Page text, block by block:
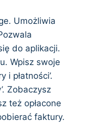
Umożliwia
do aplikacji.
Wpisz swoje
i płatności’.
Zobaczysz
też opłacone
faktury.